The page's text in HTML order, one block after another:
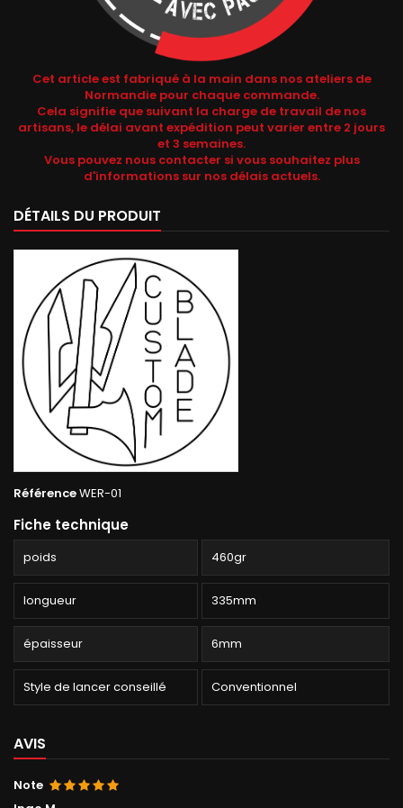
Cet article est fabriqué à la main dans nos ateliers de
Normandie pour chaque commande.
Cela signifie que suivant la charge de travail de nos
artisans, le délai avant expédition peut varier entre 2 jours
et 3 semaines.
Vous pouvez nous contacter si vous souhaitez plus
d'informations sur nos délais actuels.
DÉTAILS DU PRODUIT
RéférenceWER-01
Fiche technique
poids 460gr
longueur 335mm
épaisseur 6mm
Style de lancer conseillé Conventionnel
AVIS
Note